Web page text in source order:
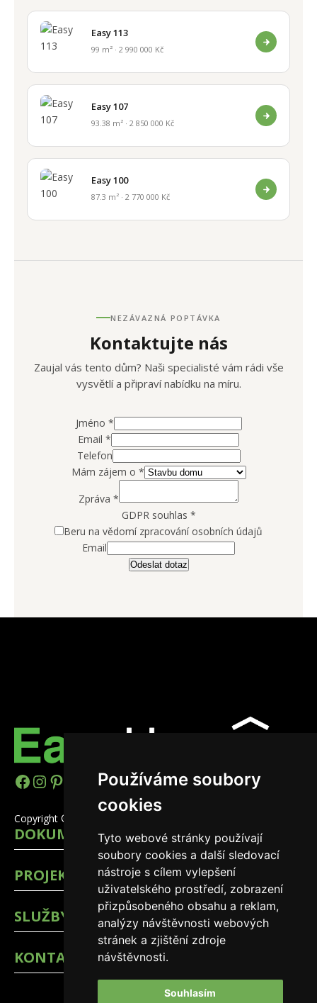
Používáme soubory
cookies
Tyto webové stránky používají
soubory cookies a další sledovací
nástroje s cílem vylepšení
uživatelského prostředí, zobrazení
přizpůsobeného obsahu a reklam,
analýzy návštěvnosti webových
stránek a zjištění zdroje
návštěvnosti.
Souhlasím
Easy 113
99 m² · 2 990 000 Kč
Easy 107
93.38 m² · 2 850 000 Kč
Easy 100
87.3 m² · 2 770 000 Kč
NEZÁVAZNÁ POPTÁVKA
Kontaktujte nás
Zaujal vás tento dům? Naši specialisté vám rádi vše
vysvětlí a připraví nabídku na míru.
Jméno *
Email *
Telefon
Mám zájem o *
Zpráva *
GDPR souhlas *
Beru na vědomí zpracování osobních údajů
Email
Odeslat dotaz
https://www.facebook.com/
Instagram
Pinterest
YouTube
LinkedIn
TikTok
Copyright © 2026 EasyHomes
DOKUMENTY
PROJEKTY
SLUŽBY
KONTAKTY